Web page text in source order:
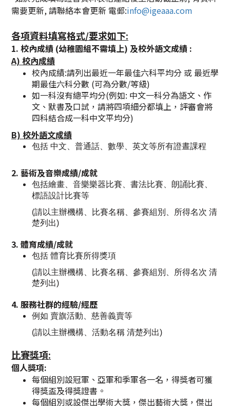
需要更新, 請聯絡本會更新 電郵:info@igeaaa.com
各項資料填寫格式/要求如下:
​1. 校內成績 (幼稚園組不需填上) 及校外語文成績 :
A) 校內成績
校內成績:請列出最近一年最佳六科平均分 或 最近學
期最佳六科分數 (可為分數/等級)
如一科沒有總平均分(例如: 中文一科分為語文、作
文、默書及口試，請將四項細分都填上，評審會將
四科結合成一科中文平均分)​
B) 校外語文成績
包括 中文、普通話、數學、英文等所有證晝課程
2. 藝術及音樂成績/成就
包括繪畫、音樂樂器比賽、書法比賽、朗誦比賽、
標語設計比賽等
(請以主辦機構、比賽名稱、參賽組別、所得名次 清
楚列出)
3. 體育成績/成就
包括 體育比賽所得獎項
(請以主辦機構、比賽名稱、參賽組別、所得名次 清
楚列出)
4. 服務社群的經驗/經歷
例如 賣旗活動、慈善義賣等
(請以主辦機構、活動名稱 清楚列出)
​比賽獎項:
​​個人獎項:
每個組別設冠軍、亞軍和季軍各一名，得獎者可獲
得獎盃及得獎證書。
每個組別或設傑出學術大獎，傑出藝術大獎，傑出